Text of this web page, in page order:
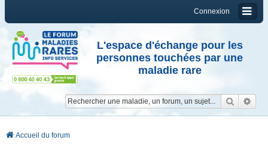
Connexion
L'espace d'échange pour les
personnes touchées par une
maladie rare
Accueil du forum